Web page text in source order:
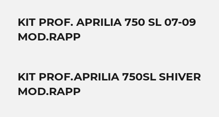
KIT PROF. APRILIA 750 SL 07-09
MOD.RAPP
KIT PROF.APRILIA 750SL SHIVER
MOD.RAPP